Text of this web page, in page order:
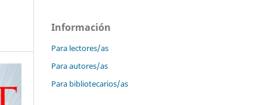
Información
Para lectores/as
Para autores/as
Para bibliotecarios/as